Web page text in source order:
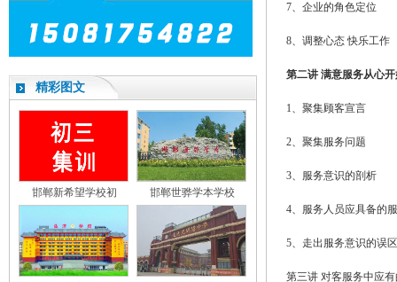
精彩图文
邯郸新希望学校初 邯郸世骅学本学校
7、企业的角色定位
8、调整心态 快乐工作
第二讲 满意服务从心
1、聚集顾客宣言
2、聚集服务问题
3、服务意识的剖析
4、服务人员应具备的
5、走出服务意识的误区
第三讲 对客服务中应